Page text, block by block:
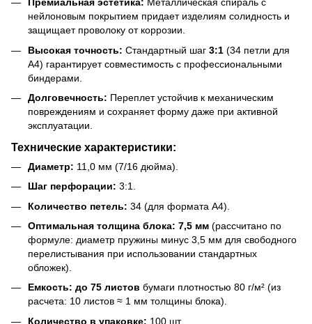
нейлоновым покрытием придает изделиям солидность и
защищает проволоку от коррозии.
Высокая точность: Стандартный шаг 3:1 (34 петли для
А4) гарантирует совместимость с профессиональными
биндерами.
Долговечность: Переплет устойчив к механическим
повреждениям и сохраняет форму даже при активной
эксплуатации.
Технические характеристики:
Диаметр: 11,0 мм (7/16 дюйма).
Шаг перфорации: 3:1.
Количество петель: 34 (для формата А4).
Оптимальная толщина блока: 7,5 мм (рассчитано по
формуле: диаметр пружины минус 3,5 мм для свободного
перелистывания при использовании стандартных
обложек).
Емкость: до 75 листов бумаги плотностью 80 г/м² (из
расчета: 10 листов ≈ 1 мм толщины блока).
Количество в упаковке: 100 шт.